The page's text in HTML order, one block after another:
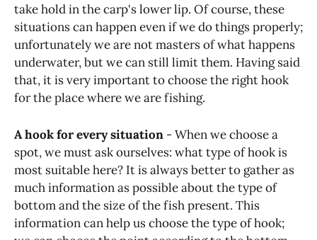
take hold in the carp's lower lip. Of course, these
situations can happen even if we do things properly;
unfortunately we are not masters of what happens
underwater, but we can still limit them. Having said
that, it is very important to choose the right hook
for the place where we are fishing.
A hook for every situation - When we choose a
spot, we must ask ourselves: what type of hook is
most suitable here? It is always better to gather as
much information as possible about the type of
bottom and the size of the fish present. This
information can help us choose the type of hook;